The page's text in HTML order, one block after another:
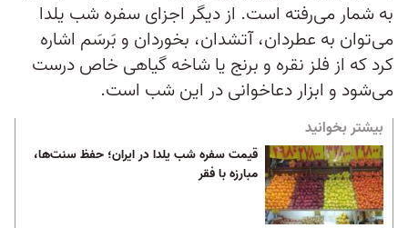
به شمار می‌رفته است. از دیگر اجزای سفره شب یلدا
می‌توان به عطردان، آتشدان، بخوردان و بَرسَم اشاره
کرد که از فلز نقره و برنج یا شاخه گیاهی خاص درست
می‌شود و ابزار دعاخوانی در این شب است.
بیشتر بخوانید
قیمت سفره شب یلدا در ایران؛ حفظ سنت‌ها،
مبارزه با فقر